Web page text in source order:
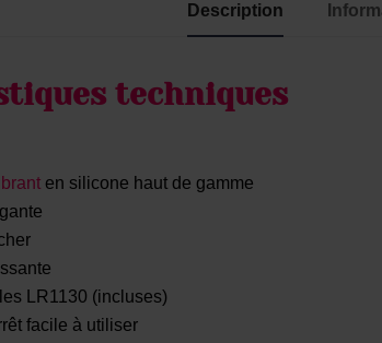
Description
techniques
en silicone haut de gamme
LR1130 (incluses)
facile à utiliser